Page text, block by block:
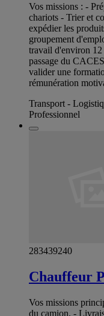
Vos missions : -
chariots - Trier et
expédier les
groupement
travail d'environ
passage du
valider une
rémunération
Transport -
Professionnel
283439240
Chauffeur
Vos missions
du camion. -